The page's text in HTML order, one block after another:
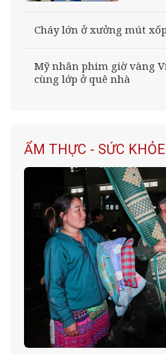
Cháy lớn ở xưởng mút
Mỹ nhân phim giờ vàng
cùng lớp ở quê nhà
ẨM THỰC - SỨC KHỎE